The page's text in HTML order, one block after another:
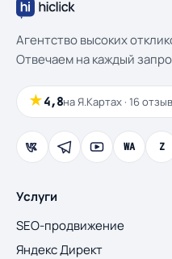
Агентство высоких
Отвечаем на каждый
★4,8на Я.Картах · 16
WA Z
Услуги
SEO-продвижение
Яндекс Директ